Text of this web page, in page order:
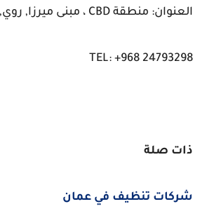
العنوان: منطقة CBD ، مبنى ميرزا, روي, مسقط
TEL: +968 24793298
ذات صلة
شركات تنظيف في عمان